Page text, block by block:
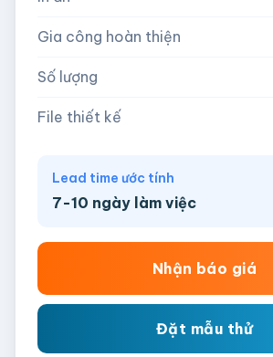
AI, PDF, EPS, PSD, PNG, JPG
Gia công hoàn thiện
Số lượng
File thiết kế
Lead time ước tính
7-10 ngày làm việc
Nhận báo giá
Đặt mẫu thử